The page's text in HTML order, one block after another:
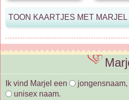
Ik vind Marjel een jongensnaam,
unisex naam.